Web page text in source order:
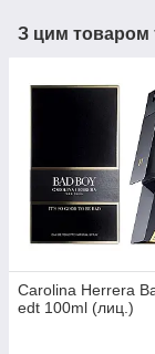
З цим товаром
Carolina Herrera
edt 100ml (лиц.)